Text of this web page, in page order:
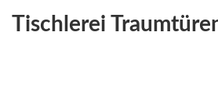
Tischlerei